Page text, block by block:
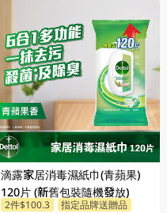
滴露家居消毒濕紙巾(青蘋果)
120片 (新舊包裝隨機發放)
2件$100.3 指定品牌送贈品